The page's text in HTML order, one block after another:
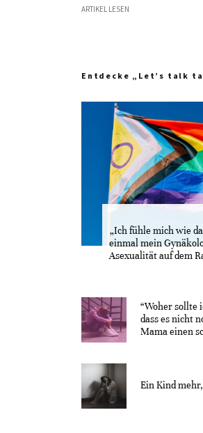
ARTIKEL LESEN
Entdecke „Let’s talk
„Ich fühle mich wie
einmal mein
Asexualität auf dem
“Woher sollte
dass es nicht
Mama einen
Ein Kind